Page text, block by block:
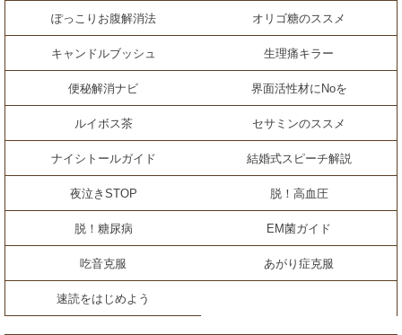
ぽっこりお腹解消法 オリゴ糖のススメ
キャンドルブッシュ 生理痛キラー
便秘解消ナビ 界面活性材にNoを
ルイボス茶 セサミンのススメ
ナイシトールガイド 結婚式スピーチ解説
夜泣きSTOP 脱！高血圧
脱！糖尿病 EM菌ガイド
吃音克服 あがり症克服
速読をはじめよう